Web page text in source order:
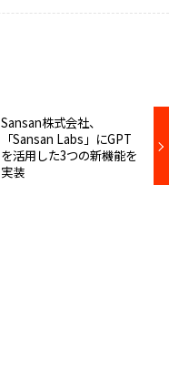
Sansan株式会社、
「Sansan Labs」にGPT
を活用した3つの新機能を
実装